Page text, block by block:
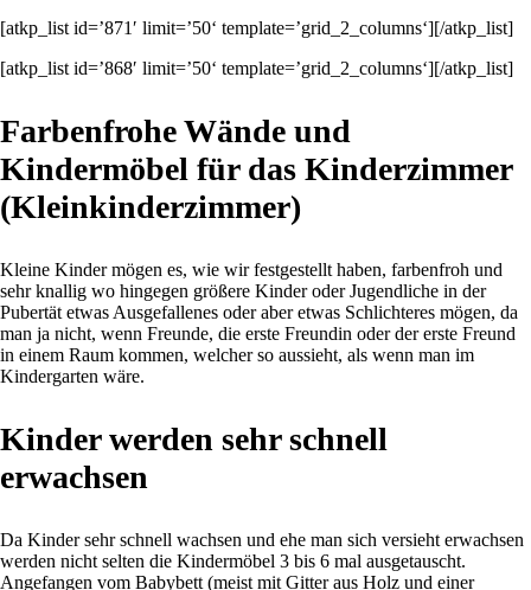
[atkp_list id=’871′ limit=’50‘ template=’grid_2_columns‘][/atkp_list]
[atkp_list id=’868′ limit=’50‘ template=’grid_2_columns‘][/atkp_list]
Farbenfrohe Wände und
Kindermöbel für das Kinderzimmer
(Kleinkinderzimmer)
Kleine Kinder mögen es, wie wir festgestellt haben, farbenfroh und
sehr knallig wo hingegen größere Kinder oder Jugendliche in der
Pubertät etwas Ausgefallenes oder aber etwas Schlichteres mögen, da
man ja nicht, wenn Freunde, die erste Freundin oder der erste Freund
in einem Raum kommen, welcher so aussieht, als wenn man im
Kindergarten wäre.
Kinder werden sehr schnell
erwachsen
Da Kinder sehr schnell wachsen und ehe man sich versieht erwachsen
werden nicht selten die Kindermöbel 3 bis 6 mal ausgetauscht.
Angefangen vom Babybett (meist mit Gitter aus Holz und einer